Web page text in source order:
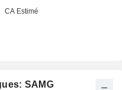
SAMG